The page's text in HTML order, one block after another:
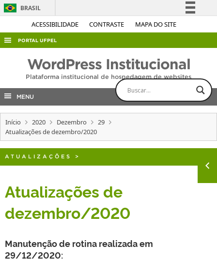
ACESSIBILIDADE CONTRASTE MAPA DO SITE
BRASIL
Simplifique!
Acesso à informação
Legislação
PORTAL UFPEL
AUDITORIA
COBALTO
CONCURSOS
EDITAIS
OUVIDORIA
TELEFONES
WordPress Institucional
Plataforma institucional de hospedagem de websites
MENU
Início 2020 Dezembro
29
Atualizações de dezembro/2020
ATUALIZAÇÕES >
Atualizações de
dezembro/2020
Manutenção de rotina realizada em
29/12/2020: